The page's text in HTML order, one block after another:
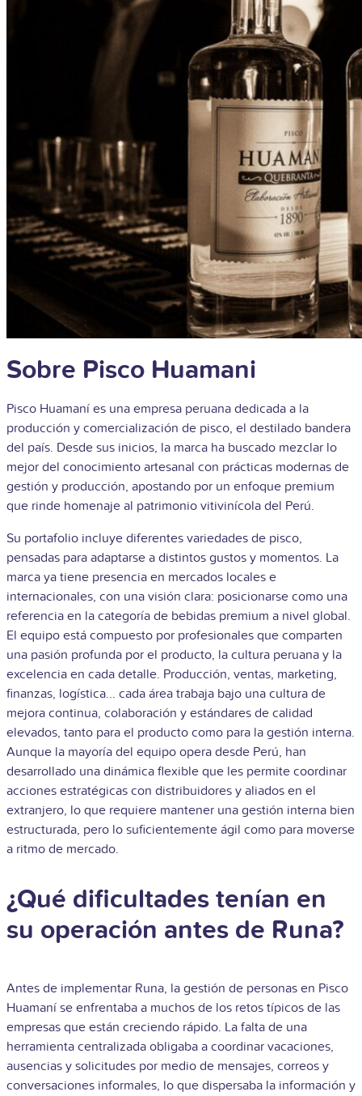
Sobre Pisco Huamani
Pisco Huamaní es una empresa peruana dedicada a la
producción y comercialización de pisco, el destilado bandera
del país. Desde sus inicios, la marca ha buscado mezclar lo
mejor del conocimiento artesanal con prácticas modernas de
gestión y producción, apostando por un enfoque premium
que rinde homenaje al patrimonio vitivinícola del Perú.
Su portafolio incluye diferentes variedades de pisco,
pensadas para adaptarse a distintos gustos y momentos. La
marca ya tiene presencia en mercados locales e
internacionales, con una visión clara: posicionarse como una
referencia en la categoría de bebidas premium a nivel global.
El equipo está compuesto por profesionales que comparten
una pasión profunda por el producto, la cultura peruana y la
excelencia en cada detalle. Producción, ventas, marketing,
finanzas, logística... cada área trabaja bajo una cultura de
mejora continua, colaboración y estándares de calidad
elevados, tanto para el producto como para la gestión interna.
Aunque la mayoría del equipo opera desde Perú, han
desarrollado una dinámica flexible que les permite coordinar
acciones estratégicas con distribuidores y aliados en el
extranjero, lo que requiere mantener una gestión interna bien
estructurada, pero lo suficientemente ágil como para moverse
a ritmo de mercado.
¿Qué dificultades tenían en
su operación antes de Runa?
Antes de implementar Runa, la gestión de personas en Pisco
Huamaní se enfrentaba a muchos de los retos típicos de las
empresas que están creciendo rápido. La falta de una
herramienta centralizada obligaba a coordinar vacaciones,
ausencias y solicitudes por medio de mensajes, correos y
conversaciones informales, lo que dispersaba la información y